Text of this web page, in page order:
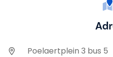
Poelaertplein 3 bus 5